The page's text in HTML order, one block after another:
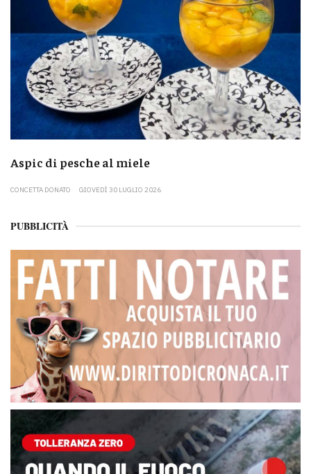
Aspic di pesche al miele
CONCETTA DONATO GIOVEDÌ 30 LUGLIO 2026
PUBBLICITÀ